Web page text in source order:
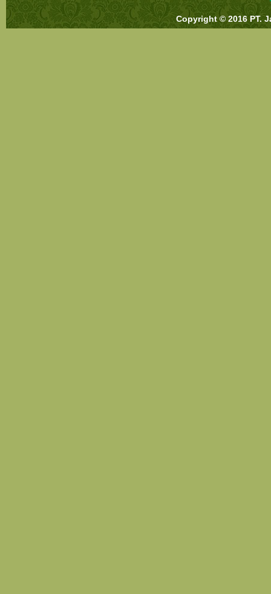
Copyright © 2016 PT.